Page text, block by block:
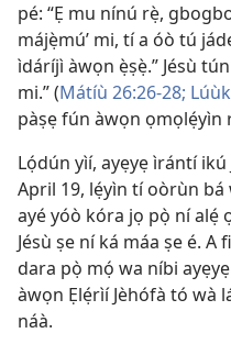
pé: “Ẹ mu nínú rẹ̀,
májẹ̀mú’ mi, tí a óò tú
ìdáríjì àwọn ẹ̀ṣẹ̀.” Jésù
mi.” (Mátíù 26:26-28;
pàṣẹ fún àwọn ọmọlẹ́yìn
Lọ́dún yìí, ayẹyẹ ìrántí ikú
April 19, lẹ́yìn tí oòrùn bá
ayé yóò kóra jọ pọ̀ ní alẹ́
Jésù ṣe ní ká máa ṣe é.
dara pọ̀ mọ́ wa níbi
àwọn Ẹlẹ́rìí Jèhófà tó wà
náà.